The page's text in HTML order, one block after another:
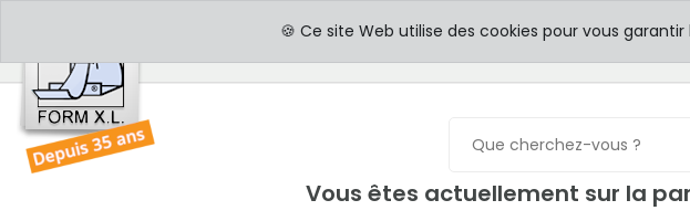
PROFESSIONNELS PARTICULIERS
Vous êtes actuellement sur la
🍪 Ce site Web utilise des cookies pour vous